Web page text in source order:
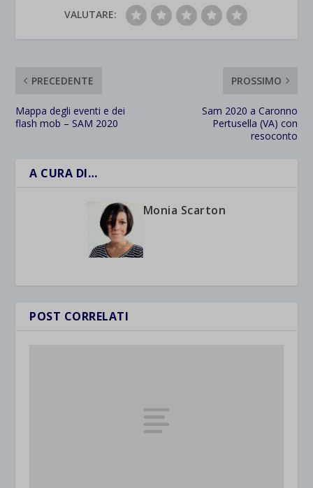
VALUTARE:
PRECEDENTE
Mappa degli eventi e dei
flash mob – SAM 2020
PROSSIMO
Sam 2020 a Caronno
Pertusella (VA) con
resoconto
A CURA DI…
Monia Scarton
POST CORRELATI